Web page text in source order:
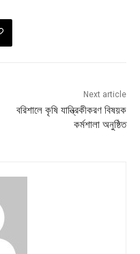
Next article
বরিশালে কৃষি যান্ত্রিকীকরণ বিষয়ক
কর্মশালা অনুষ্ঠিত